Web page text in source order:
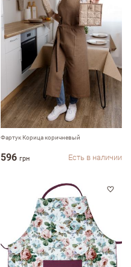
Фартук Корица коричневый
596 грн Есть в наличии